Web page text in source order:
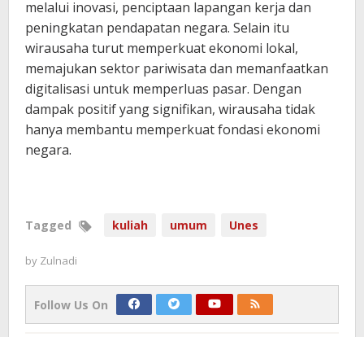
melalui inovasi, penciptaan lapangan kerja dan
peningkatan pendapatan negara. Selain itu
wirausaha turut memperkuat ekonomi lokal,
memajukan sektor pariwisata dan memanfaatkan
digitalisasi untuk memperluas pasar. Dengan
dampak positif yang signifikan, wirausaha tidak
hanya membantu memperkuat fondasi ekonomi
negara.
Tagged kuliah umum Unes
by Zulnadi
Follow Us On